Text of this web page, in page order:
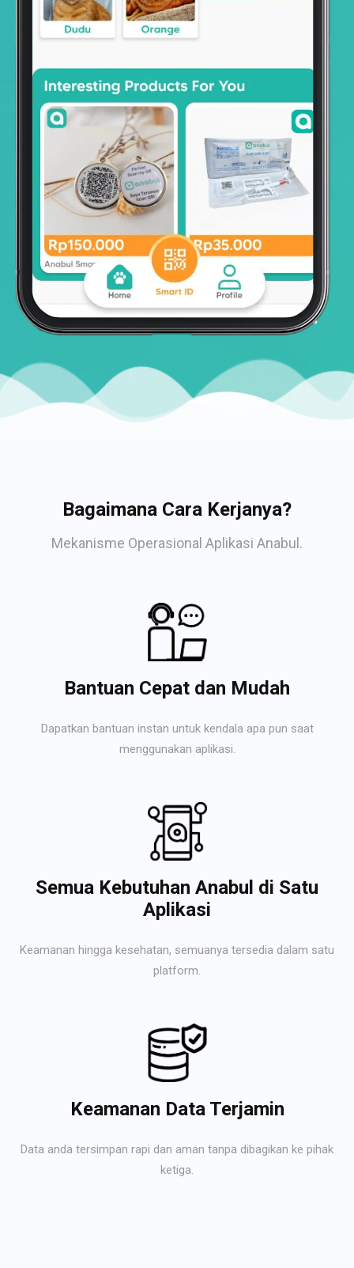
Bagaimana Cara Kerjanya?
Mekanisme Operasional Aplikasi Anabul.
Bantuan Cepat dan Mudah
Dapatkan bantuan instan untuk kendala apa pun saat
menggunakan aplikasi.
Semua Kebutuhan Anabul di Satu
Aplikasi
Keamanan hingga kesehatan, semuanya tersedia dalam satu
platform.
Keamanan Data Terjamin
Data anda tersimpan rapi dan aman tanpa dibagikan ke pihak
ketiga.